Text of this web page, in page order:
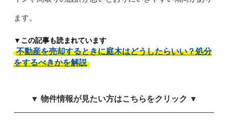
ます。
▼この記事も読まれています
不動産を売却するときに庭木はどうしたらいい？処分
をするべきかを解説
▼ 物件情報が見たい方はこちらをクリック ▼